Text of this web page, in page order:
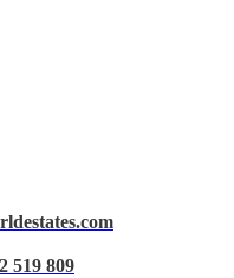
519 809